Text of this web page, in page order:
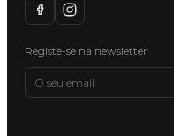
Registe-se na newsletter